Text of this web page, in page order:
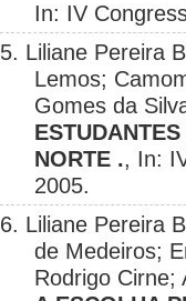
In: IV
5. Liliane Pereira
Lemos;
Gomes da
NORTE ., In:
2005.
6. Liliane Pereira
de Medeiros;
Rodrigo